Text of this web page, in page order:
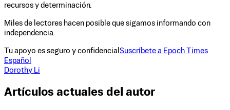
recursos y determinación.
Miles de lectores hacen posible que sigamos informando con
independencia.
Tu apoyo es seguro y confidencial Suscríbete a Epoch Times
Español
Dorothy Li
Artículos actuales del autor